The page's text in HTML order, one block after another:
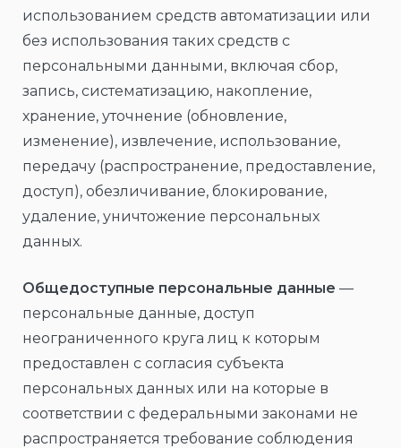
использованием средств автоматизации или
без использования таких средств с
персональными данными, включая сбор,
запись, систематизацию, накопление,
хранение, уточнение (обновление,
изменение), извлечение, использование,
передачу (распространение, предоставление,
доступ), обезличивание, блокирование,
удаление, уничтожение персональных
данных.
Общедоступные персональные данные —
персональные данные, доступ
неограниченного круга лиц к которым
предоставлен с согласия субъекта
персональных данных или на которые в
соответствии с федеральными законами не
распространяется требование соблюдения